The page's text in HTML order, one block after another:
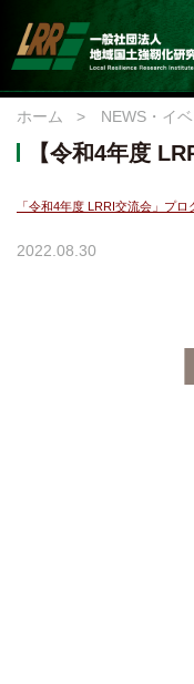
ホーム > NEWS・イ
【令和4年度
「令和4年度 LRRI交流会」プ
2022.08.30